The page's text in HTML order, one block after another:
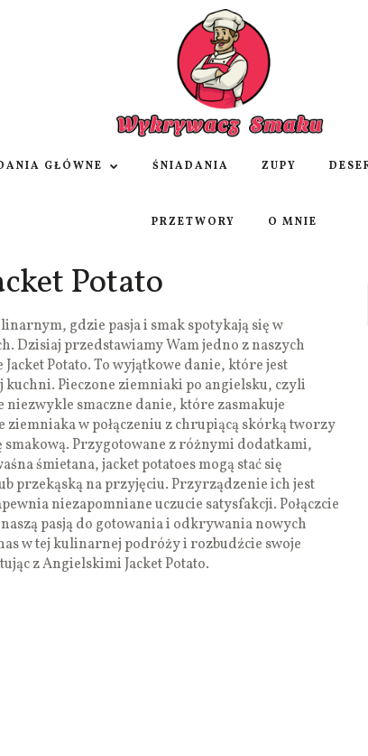
GŁÓWNE ŚNIADANIA ZUPY
PRZETWORY O MNIE
Potato
gdzie pasja i smak spotykają się w
Dzisiaj przedstawiamy Wam jedno z naszych
Potato. To wyjątkowe danie, które jest
Pieczone ziemniaki po angielsku, czyli
niezwykle smaczne danie, które zasmakuje
w połączeniu z chrupiącą skórką tworzy
Przygotowane z różnymi dodatkami,
śmietana, jacket potatoes mogą stać się
przekąską na przyjęciu. Przyrządzenie ich jest
niezapomniane uczucie satysfakcji. Połączcie
pasją do gotowania i odkrywania nowych
w tej kulinarnej podróży i rozbudźcie swoje
z Angielskimi Jacket Potato.